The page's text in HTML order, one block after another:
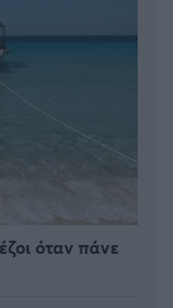
όταν πάνε